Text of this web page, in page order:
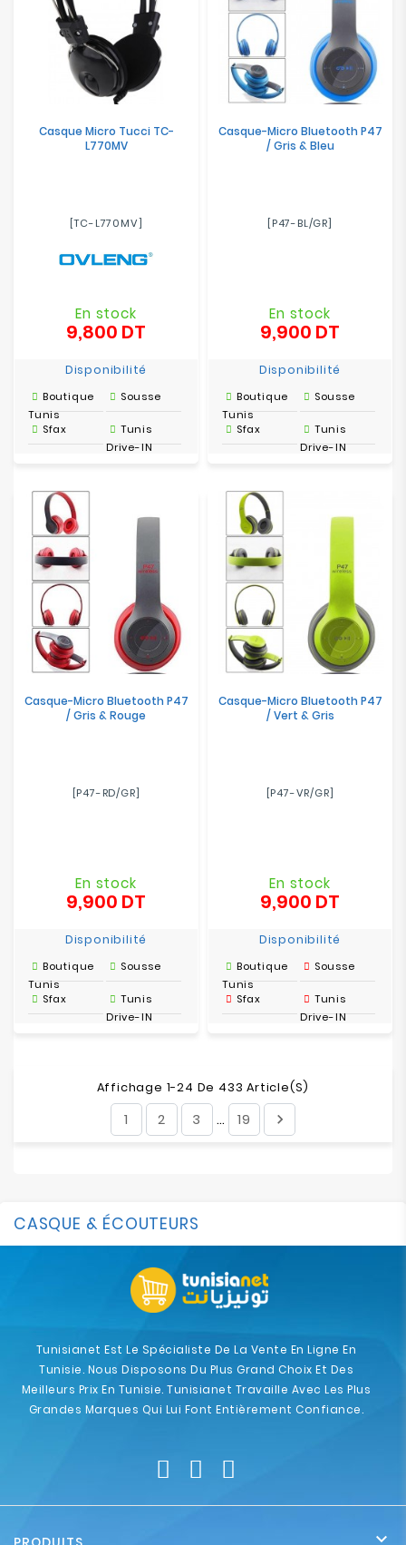
Casque Micro Tucci TC-
L770MV
[TC-L770MV]
En stock
9,800 DT
Disponibilité
Boutique
Tunis
Sousse
Sfax
Tunis
Drive-IN
Casque-Micro Bluetooth P47
/ Gris & Bleu
[P47-BL/GR]
En stock
9,900 DT
Disponibilité
Boutique
Tunis
Sousse
Sfax
Tunis
Drive-IN
Casque-Micro Bluetooth P47
/ Gris & Rouge
[P47-RD/GR]
En stock
9,900 DT
Disponibilité
Boutique
Tunis
Sousse
Sfax
Tunis
Drive-IN
Casque-Micro Bluetooth P47
/ Vert & Gris
[P47-VR/GR]
En stock
9,900 DT
Disponibilité
Boutique
Tunis
Sousse
Sfax
Tunis
Drive-IN
Affichage 1-24 De 433 Article(s)
1 2 3 … 19 
CASQUE & ÉCOUTEURS
Tunisianet Est Le Spécialiste De La Vente En Ligne En
Tunisie. Nous Disposons Du Plus Grand Choix Et Des
Meilleurs Prix En Tunisie. Tunisianet Travaille Avec Les Plus
Grandes Marques Qui Lui Font Entièrement Confiance.
